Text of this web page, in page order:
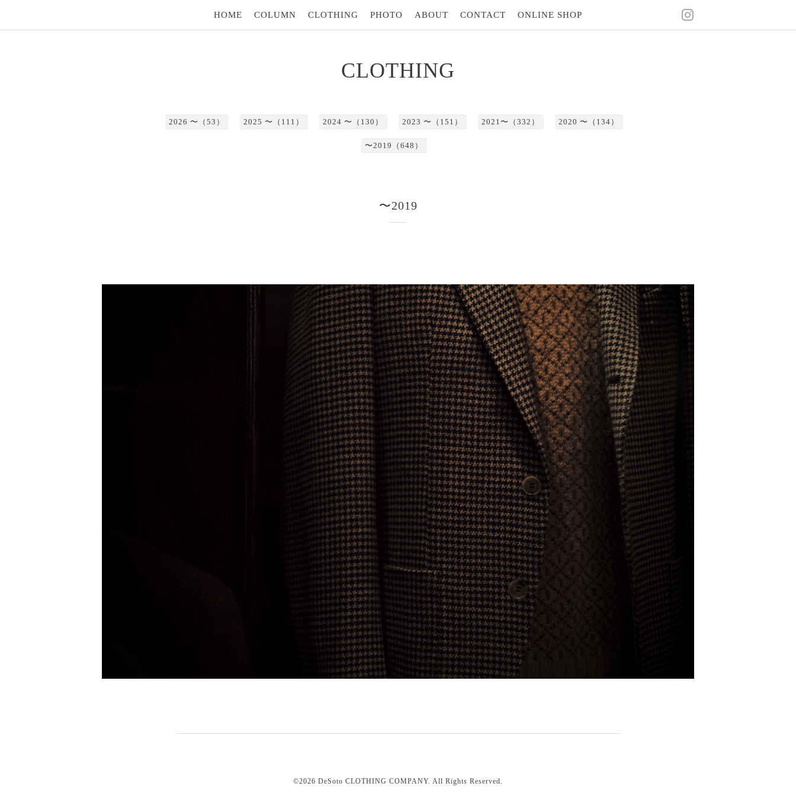
HOME COLUMN CLOTHING PHOTO ABOUT CONTACT ONLINE SHOP
CLOTHING
2026 〜（53） 2025 〜（111） 2024 〜（130） 2023 〜（151） 2021〜（332） 2020 〜（134）
〜2019（648）
〜2019
©2026 DeSoto CLOTHING COMPANY. All Rights Reserved.